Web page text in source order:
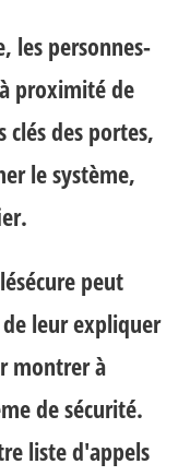
les personnes-
proximité de
des portes,
le système,
peut
leur expliquer
montrer à
de sécurité.
liste d'appels